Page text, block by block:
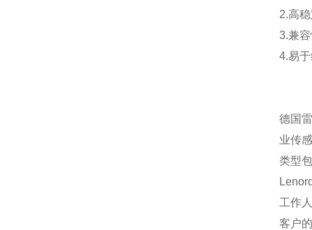
2.高
3.兼
4.易
德国
业传
类型
工作
客户